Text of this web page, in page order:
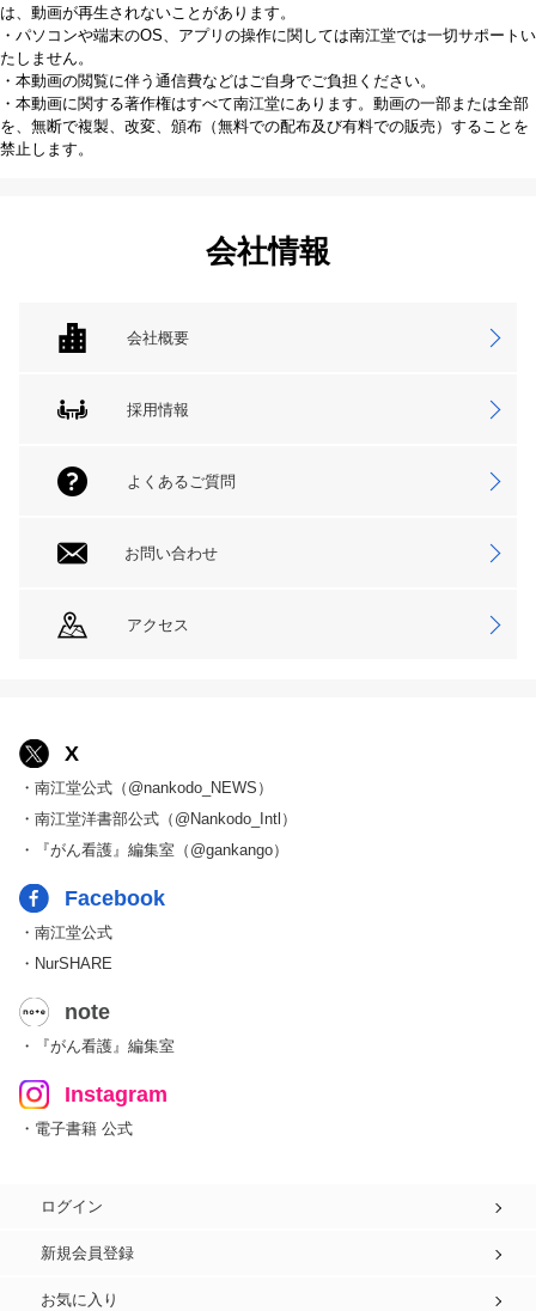
は、動画が再生されないことがあります。
・パソコンや端末のOS、アプリの操作に関しては南江堂では一切サポートい
たしません。
・本動画の閲覧に伴う通信費などはご自身でご負担ください。
・本動画に関する著作権はすべて南江堂にあります。動画の一部または全部
を、無断で複製、改変、頒布（無料での配布及び有料での販売）することを
禁止します。
会社情報
会社概要
採用情報
よくあるご質問
お問い合わせ
アクセス
X
・南江堂公式（@nankodo_NEWS）
・南江堂洋書部公式（@Nankodo_Intl）
・『がん看護』編集室（@gankango）
Facebook
・南江堂公式
・NurSHARE
note
・『がん看護』編集室
Instagram
・電子書籍 公式
ログイン
新規会員登録
お気に入り